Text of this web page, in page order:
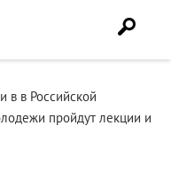
в в Российской
пройдут лекции и